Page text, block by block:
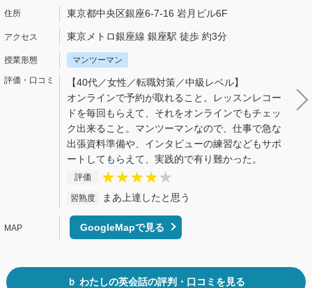
東京都中央区銀座6-7-16 岩月ビル6F
東京メトロ銀座線 銀座駅 徒歩 約3分
マンツーマン
【40代／女性／転職対策／中級レベル】
オンラインで予約が取れること。レッスンレコー
ドを毎回もらえて、それをオンラインでもチェッ
ク出来ること。マンツーマンなので、仕事で急な
出張資料準備や、インタビューの練習などもサポ
ートしてもらえて、実践的で有り難かった。
評価
習熟度 まあ上達したと思う
GoogleMapで見る
ｂ わたしの英会話の評判・口コミを見る